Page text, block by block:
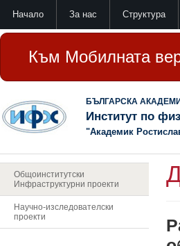
Начало За нас Структура
Към Мобилната
БЪЛГАРСКА
Институт по
"Академик
Общоинститутски
Инфраструктурни проекти
Научно-изследователски
проекти